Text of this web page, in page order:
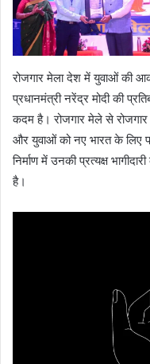
रोजगार मेला देश में युवाओं की
प्रधानमंत्री नरेंद्र मोदी की
कदम है। रोजगार मेले से
और युवाओं को नए भारत के लिए
निर्माण में उनकी प्रत्यक्ष
है।